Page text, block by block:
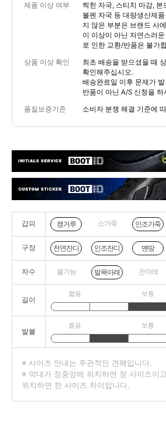
제품 이상 여부
찍힌 자국, 스티치 마감, 본
볼펜 자국 등 대량생산제
지 않은 부분은 브랜드 사
이 이상이 아닌 자연스러
로 인한 교환/반품은 불가
상품 이상 확인
최초 배송을 받으셨을 때
확인해주십시오.
배송완료일 이후 문제가
반품이 아닌 A/S 신청을 하
품질보증기준 소비자 분쟁 해결 기준에
갑피 캥거루 소가죽 인조가죽
구장 천연잔디 인조잔디 맨땅
자수 불가능 발목아래 끈아래
길이
짧음 보통
발볼
좁음 보통
※ 사이즈 안내는 주관적인 견해입니다.
※ 막대가 정중앙에 위치하면 정 사이즈이
위치하면 한 사이즈 차이입니다.